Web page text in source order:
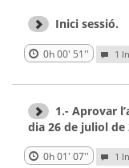
Inici sessió.
0h 00' 51'' 1
1.- Aprovar
dia 26 de juliol de
0h 01' 07'' 1